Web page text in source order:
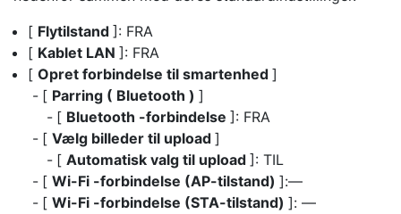
[ Flytilstand ]: FRA
[ Kablet LAN ]: FRA
[ Opret forbindelse til smartenhed ]
[ Parring ( Bluetooth ) ]
[ Bluetooth -forbindelse ]: FRA
[ Vælg billeder til upload ]
[ Automatisk valg til upload ]: TIL
[ Wi-Fi -forbindelse (AP-tilstand) ]:—
[ Wi-Fi -forbindelse (STA-tilstand) ]: —